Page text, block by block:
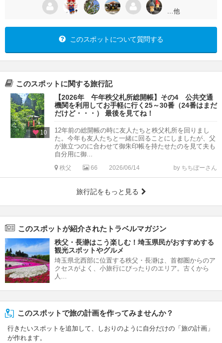
…他
このスポットについて質問する
このスポットに関する旅行記
10
【2026年 午年秩父札所総開帳】その4 公共交通
機関を利用してお手軽に行く25～30番（24番はまだ
だけど・・・） 最後を見てね！
12年前の総開帳の時に友人たちと秩父札所を回りまし
た。今年も友人たちと一緒に回ることにしましたが、父
が旅立つのに合わせて御朱印帳を持たせたのを見て夫も
自分用に御...
秩父 66 2026/06/14 by ちちぼーさん
旅行記をもっと見る
このスポットが紹介されたトラベルマガジン
秩父・長瀞はこう楽しむ！埼玉県民がおすすめする
観光スポットやグルメ
埼玉県北西部に位置する秩父・長瀞は、首都圏からのア
クセスがよく、小旅行にぴったりのエリア。古くから
人...
このスポットで旅の計画を作ってみませんか？
行きたいスポットを追加して、しおりのように自分だけの「旅の計画」
が作れます。